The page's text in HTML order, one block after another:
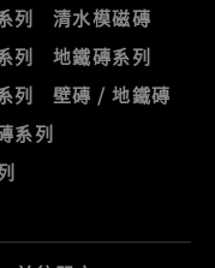
列
清水模磁磚
列
地鐵磚系列
列
壁磚 / 地鐵磚
系列